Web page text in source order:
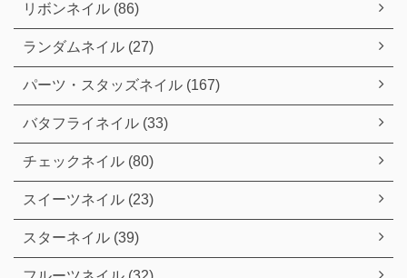
リボンネイル (86)
ランダムネイル (27)
パーツ・スタッズネイル (167)
バタフライネイル (33)
チェックネイル (80)
スイーツネイル (23)
スターネイル (39)